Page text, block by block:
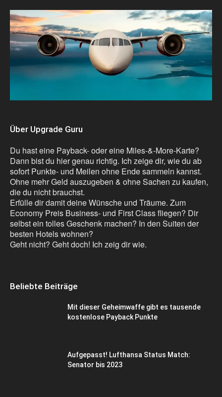
Über Upgrade Guru
Du hast eine Payback- oder eine Miles-&-More-Karte?
Dann bist du hier genau richtig. Ich zeige dir, wie du ab
sofort Punkte- und Meilen ohne Ende sammeln kannst.
Ohne mehr Geld auszugeben & ohne Sachen zu kaufen,
die du nicht brauchst.
Erfülle dir damit deine Wünsche und Träume. Zum
Economy Preis Business- und First Class fliegen? Dir
selbst ein tolles Geschenk machen? In den Suiten der
besten Hotels wohnen?
Geht nicht? Geht doch! Ich zeig dir wie.
Beliebte Beiträge
Mit dieser Geheimwaffe gibt es tausende
kostenlose Payback Punkte
Aufgepasst! Lufthansa Status Match:
Senator bis 2023